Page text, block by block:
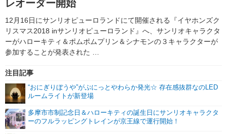
声優
舞台 新帝スタ
動画
連載・ブログ一覧
編集部ブログ・お知らせ
レオーダー開始
12月16日にサンリオピューロランドにて開催される『イヤホンズク
リスマス2018 inサンリオピューロランド』へ、サンリオキャラクタ
ーがハローキティ＆ポムポムプリン＆シナモンの３キャラクターが
参加することが発表された …
注目記事
“おにぎりぼうや”がぷにっとやわらか発光☆ 存在感抜群なのLED
ルームライトが新登場
多摩市市制記念日＆ハローキティの誕生日にサンリオキャラクタ
ーのフルラッピングトレインが京王線で運行開始！